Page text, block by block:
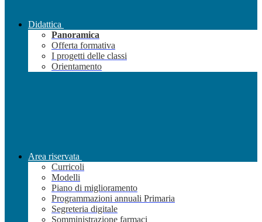
Didattica
Panoramica
Offerta formativa
I progetti delle classi
Orientamento
Area riservata
Curricoli
Modelli
Piano di miglioramento
Programmazioni annuali Primaria
Segreteria digitale
Somministrazione farmaci